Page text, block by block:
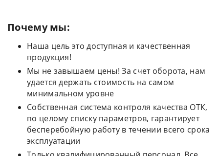
Почему мы:
Наша цель это доступная и качественная
продукция!
Мы не завышаем цены! За счет оборота, нам
удается держать стоимость на самом
минимальном уровне
Собственная система контроля качества ОТК,
по целому списку параметров, гарантирует
бесперебойную работу в течении всего срока
эксплуатации